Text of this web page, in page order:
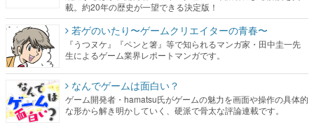
載。約20年の歴史が一望できる決定版！
若ゲのいたり〜ゲームクリエイターの青春〜
『うつヌケ』『ペンと箸』等で知られるマンガ家・田中圭一先
生によるゲーム業界レポートマンガです。
なんでゲームは面白い？
ゲーム開発者・hamatsu氏がゲームの魅力を画面や操作の具体的
な形から解き明かしていく、硬派で骨太な評論連載です。